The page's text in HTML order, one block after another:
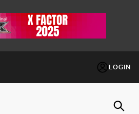
LOGIN
FACTOR